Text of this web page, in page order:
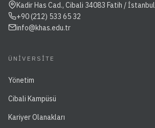
Kadir Has Cad., Cibali 34083 Fatih / İstanbul
+90 (212) 533 65 32
info@khas.edu.tr
ÜNIVERSITE
Yönetim
Cibali Kampüsü
Kariyer Olanakları